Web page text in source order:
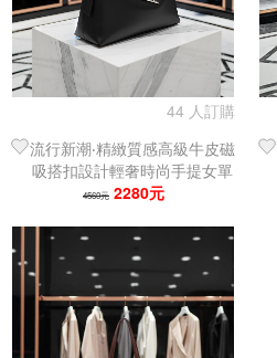
44 人訂購
流行新潮‧精緻質感高級牛皮磁
吸搭扣設計輕奢時尚手提女單
肩包｜托特包
4560元 2280元